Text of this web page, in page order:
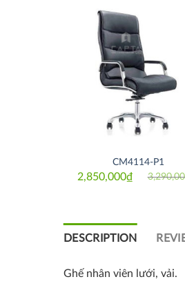
CM4114-P1
Original
2,850,000₫
Current
DESCRIPTION
Ghế nhân viên lưới, vải.